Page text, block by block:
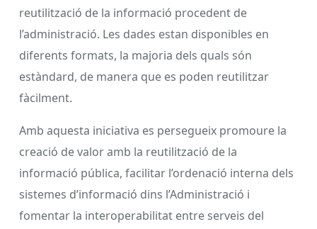
reutilització de la informació procedent de
l’administració. Les dades estan disponibles en
diferents formats, la majoria dels quals són
estàndard, de manera que es poden reutilitzar
fàcilment.
Amb aquesta iniciativa es persegueix promoure la
creació de valor amb la reutilització de la
informació pública, facilitar l’ordenació interna dels
sistemes d’informació dins l’Administració i
fomentar la interoperabilitat entre serveis del